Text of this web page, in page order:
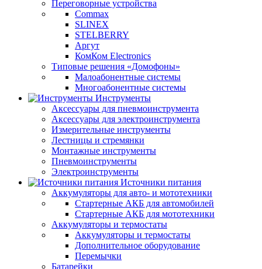
Переговорные устройства
Commax
SLINEX
STELBERRY
Аргут
КомКом Electronics
Типовые решения «Домофоны»
Малоабонентные системы
Многоабонентные системы
Инструменты
Аксессуары для пневмоинструмента
Аксессуары для электроинструмента
Измерительные инструменты
Лестницы и стремянки
Монтажные инструменты
Пневмоинструменты
Электроинструменты
Источники питания
Аккумуляторы для авто- и мототехники
Стартерные АКБ для автомобилей
Стартерные АКБ для мототехники
Аккумуляторы и термостаты
Аккумуляторы и термостаты
Дополнительное оборудование
Перемычки
Батарейки